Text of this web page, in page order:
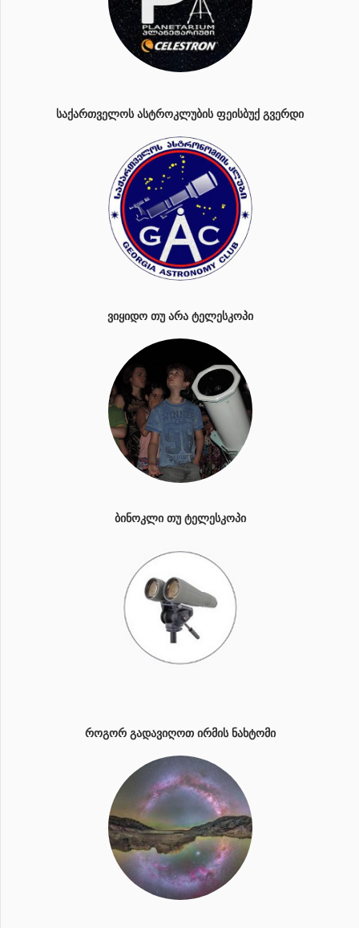
ᲡᲐᲥᲐᲠᲗᲕᲔᲚᲝᲡ ᲐᲡᲢᲠᲝᲙᲚᲣᲑᲘᲡ ᲤᲔᲘᲡᲑᲣᲥ ᲒᲕᲔᲠᲓᲘ
ᲕᲘᲧᲘᲓᲝ ᲗᲣ ᲐᲠᲐ ᲢᲔᲚᲔᲡᲙᲝᲞᲘ
ᲑᲘᲜᲝᲙᲚᲘ ᲗᲣ ᲢᲔᲚᲔᲡᲙᲝᲞᲘ
ᲠᲝᲒᲝᲠ ᲒᲐᲓᲐᲕᲘᲦᲝᲗ ᲘᲠᲛᲘᲡ ᲜᲐᲮᲢᲝᲛᲘ